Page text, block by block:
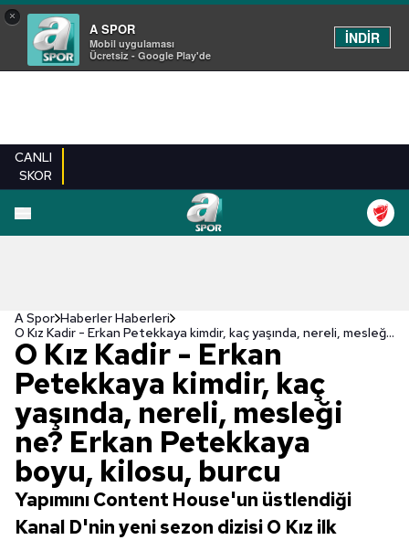
×
A SPOR
Mobil uygulaması
Ücretsiz - Google Play'de
İNDİR
CANLI
SKOR
A Spor Haberler Haberleri
O Kız Kadir - Erkan Petekkaya kimdir, kaç yaşında, nereli, mesleği ne? Erkan Petekkaya boyu, kilosu, burcu
O Kız Kadir - Erkan
Petekkaya kimdir, kaç
yaşında, nereli, mesleği
ne? Erkan Petekkaya
boyu, kilosu, burcu
Yapımını Content House'un üstlendiği
Kanal D'nin yeni sezon dizisi O Kız ilk